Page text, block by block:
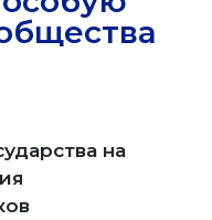
на